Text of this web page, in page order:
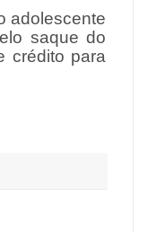
adolescente
saque do
crédito para